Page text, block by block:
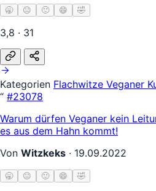
🥱 😐 🙂 😄 🤣
3,8 · 31
Kategorien Flachwitze Veganer
“ #23078
Warum dürfen Veganer kein
es aus dem Hahn kommt!
Von Witzkeks · 19.09.2022
🥱 😐 🙂 😄 🤣